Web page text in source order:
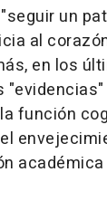
un
al
en los
función
académica